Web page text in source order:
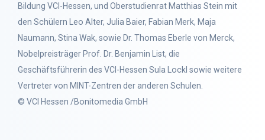
Bildung VCI-Hessen, und Oberstudienrat Matthias Stein mit
den Schülern Leo Alter, Julia Baier, Fabian Merk, Maja
Naumann, Stina Wak, sowie Dr. Thomas Eberle von Merck,
Nobelpreisträger Prof. Dr. Benjamin List, die
Geschäftsführerin des VCI-Hessen Sula Lockl sowie weitere
Vertreter von MINT-Zentren der anderen Schulen.
© VCI Hessen /Bonitomedia GmbH